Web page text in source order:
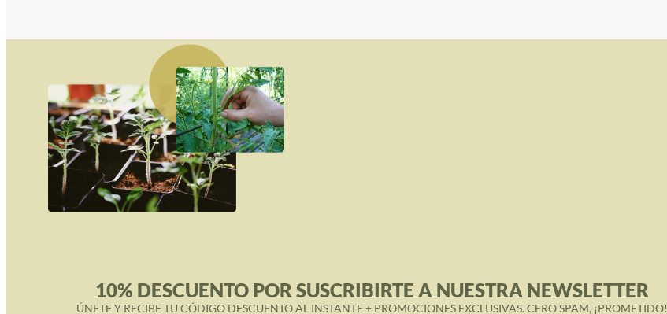
10% DESCUENTO POR SUSCRIBIRTE A NUESTRA NEWSLETTER
ÚNETE Y RECIBE TU CÓDIGO DESCUENTO AL INSTANTE + PROMOCIONES EXCLUSIVAS. CERO SPAM, ¡PROMETIDO!